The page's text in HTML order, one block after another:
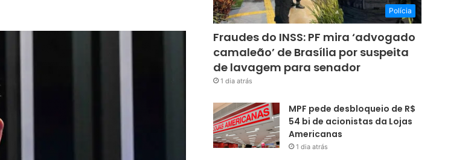
Polícia
Fraudes do INSS: PF mira ‘advogado
camaleão’ de Brasília por suspeita
de lavagem para senador
1 dia atrás
MPF pede desbloqueio de R$
54 bi de acionistas da Lojas
Americanas
1 dia atrás